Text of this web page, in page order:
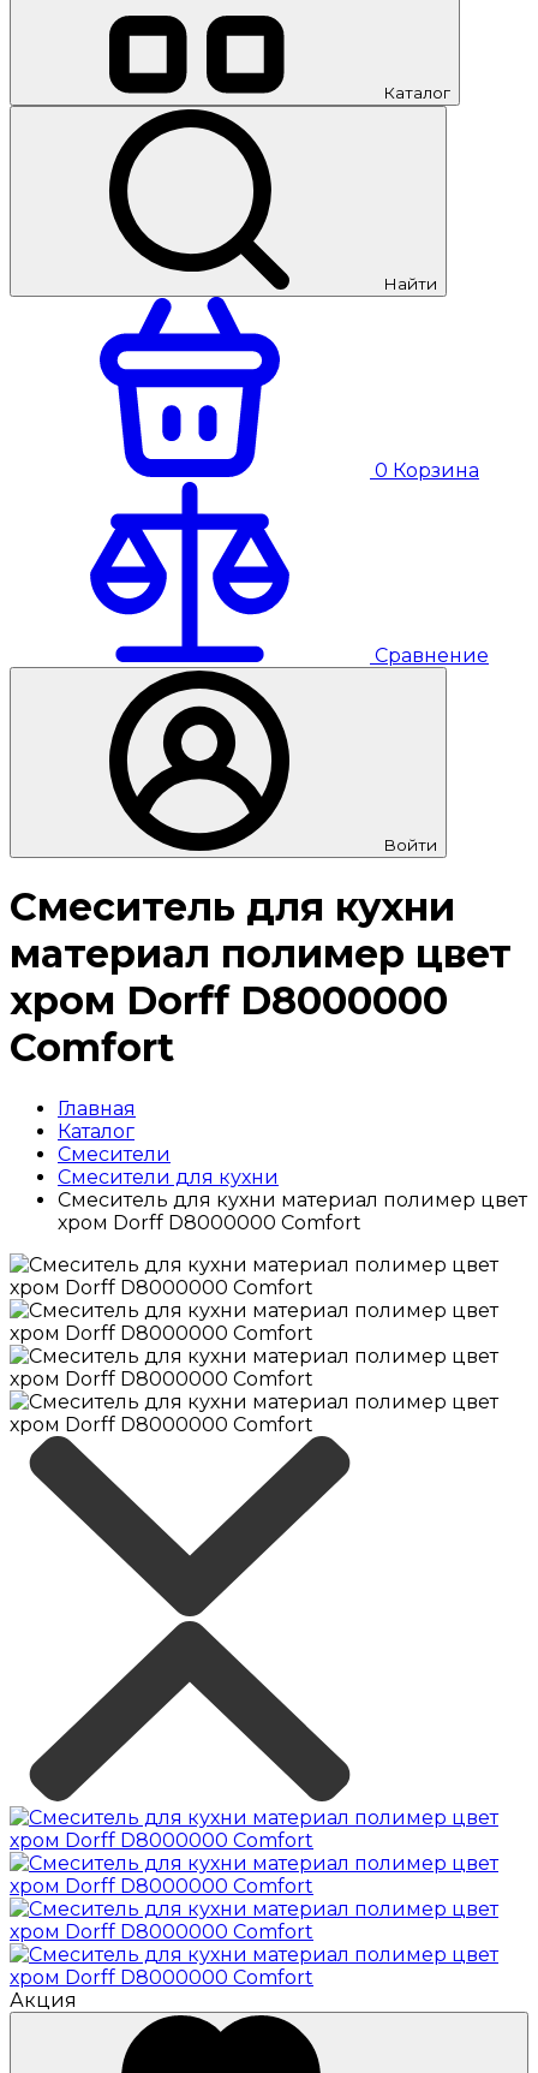
Каталог
Найти
0 Корзина
Сравнение
Войти
Смеситель для кухни
материал полимер цвет
хром Dorff D8000000
Comfort
Главная
Каталог
Смесители
Смесители для кухни
Смеситель для кухни материал полимер цвет
хром Dorff D8000000 Comfort
Акция